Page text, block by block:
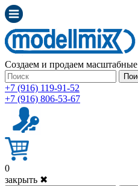
Создаем и продаем
+7 (916) 119-91-52
+7 (916) 806-53-67
0
закрыть ✖